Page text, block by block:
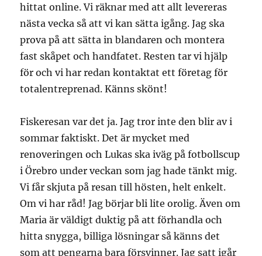
hittat online. Vi räknar med att allt levereras
nästa vecka så att vi kan sätta igång. Jag ska
prova på att sätta in blandaren och montera
fast skåpet och handfatet. Resten tar vi hjälp
för och vi har redan kontaktat ett företag för
totalentreprenad. Känns skönt!
Fiskeresan var det ja. Jag tror inte den blir av i
sommar faktiskt. Det är mycket med
renoveringen och Lukas ska iväg på fotbollscup
i Örebro under veckan som jag hade tänkt mig.
Vi får skjuta på resan till hösten, helt enkelt.
Om vi har råd! Jag börjar bli lite orolig. Även om
Maria är väldigt duktig på att förhandla och
hitta snygga, billiga lösningar så känns det
som att pengarna bara försvinner. Jag satt igår